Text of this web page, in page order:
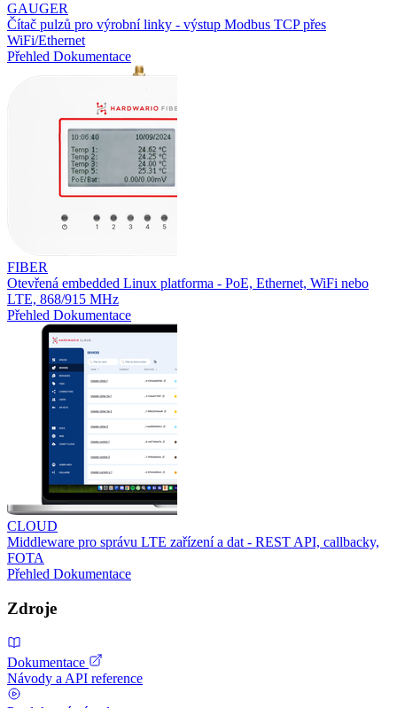
GAUGER
Čítač pulzů pro výrobní linky - výstup Modbus TCP přes
WiFi/Ethernet
Přehled Dokumentace
FIBER
Otevřená embedded Linux platforma - PoE, Ethernet, WiFi nebo
LTE, 868/915 MHz
Přehled Dokumentace
CLOUD
Middleware pro správu LTE zařízení a dat - REST API, callbacky,
FOTA
Přehled Dokumentace
Zdroje
Dokumentace
Návody a API reference